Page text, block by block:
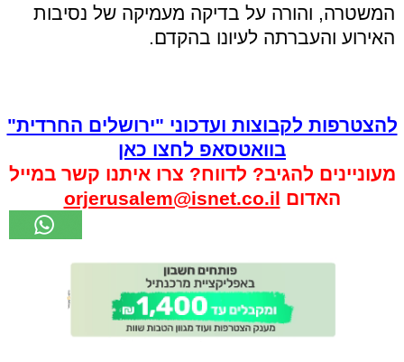
המשטרה, והורה על בדיקה מעמיקה של נסיבות
האירוע והעברתה לעיונו בהקדם.
להצטרפות לקבוצות ועדכוני "ירושלים החרדית"
בוואטסאפ לחצו כאן
מעוניינים להגיב? לדווח? צרו איתנו קשר במייל
האדום orjerusalem@isnet.co.il